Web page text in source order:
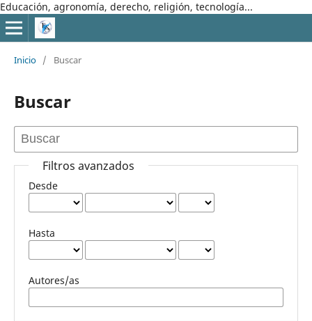
Educación, agronomía, derecho, religión, tecnología...
Inicio / Buscar
Buscar
Filtros avanzados
Desde
Hasta
Autores/as